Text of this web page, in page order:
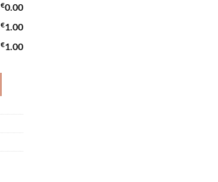
€0.00
€1.00
€1.00